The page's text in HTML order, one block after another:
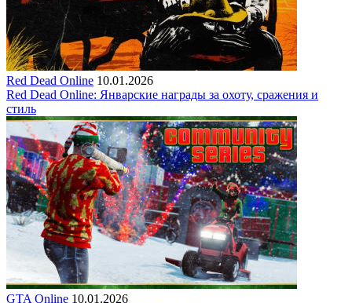
Red Dead Online 10.01.2026
Red Dead Online: Январские награды за охоту, сражения и
стиль
GTA Online 10.01.2026